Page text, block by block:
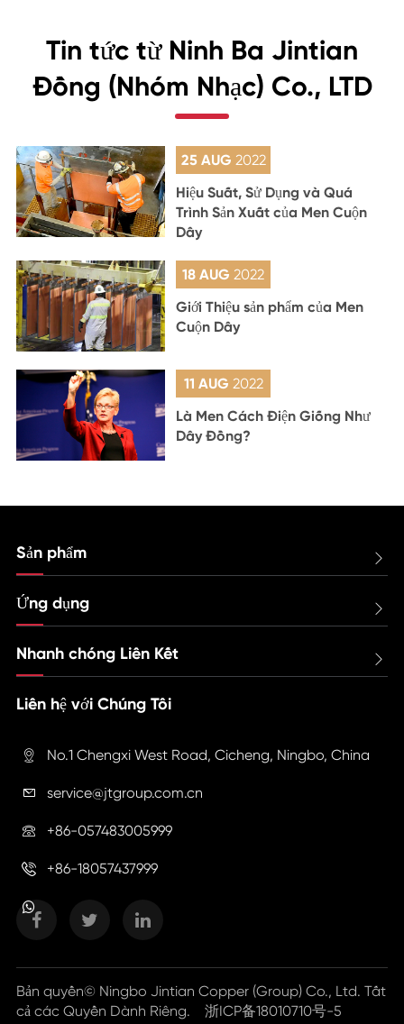
Tin tức từ Ninh Ba Jintian
Đồng (Nhóm Nhạc) Co., LTD
25 AUG 2022
Hiệu Suất, Sử Dụng và Quá
Trình Sản Xuất của Men Cuộn
Dây
18 AUG2022
Giới Thiệu sản phẩm của Men
Cuộn Dây
11 AUG 2022
Là Men Cách Điện Giống Như
Dây Đồng?
Sản phẩm 
Ứng dụng 
Nhanh chóng Liên Kết 
Liên hệ với Chúng Tôi
 No.1 Chengxi West Road, Cicheng, Ningbo, China
 service@jtgroup.com.cn
 +86-057483005999
 +86-18057437999
Bản quyền© Ningbo Jintian Copper (Group) Co., Ltd. Tất
cả các Quyền Dành Riêng. 浙ICP备18010710号-5